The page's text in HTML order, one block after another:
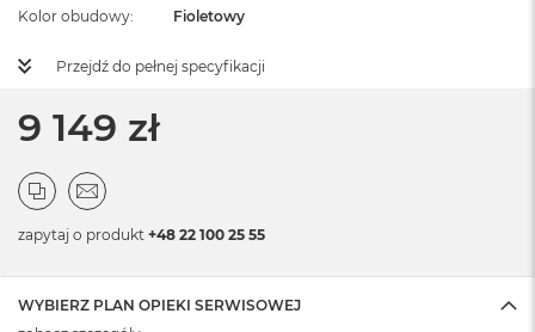
Kolor obudowy
Fioletowy
Przejdź do pełnej specyfikacji
9 149 zł
zapytaj o produkt +48 22 100 25 55
WYBIERZ PLAN OPIEKI SERWISOWEJ